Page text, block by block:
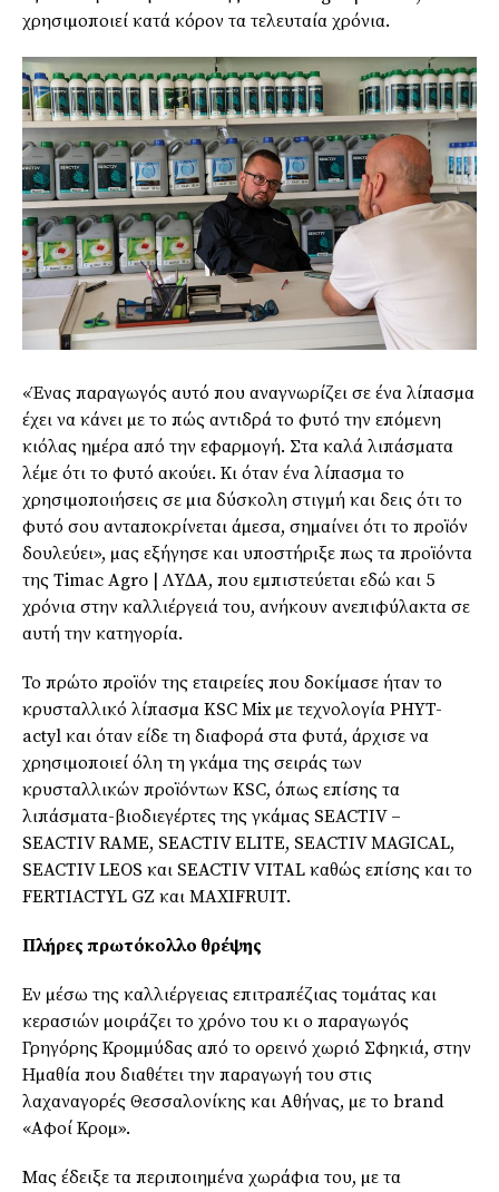
χρησιµοποιεί κατά κόρον τα τελευταία χρόνια.
«Ένας παραγωγός αυτό που αναγνωρίζει σε ένα λίπασµα
έχει να κάνει µε το πώς αντιδρά το φυτό την επόµενη
κιόλας ηµέρα από την εφαρµογή. Στα καλά λιπάσµατα
λέµε ότι το φυτό ακούει. Κι όταν ένα λίπασµα το
χρησιµοποιήσεις σε µια δύσκολη στιγµή και δεις ότι το
φυτό σου ανταποκρίνεται άµεσα, σηµαίνει ότι το προϊόν
δουλεύει», µας εξήγησε και υποστήριξε πως τα προϊόντα
της Timac Agro | ΛΥ∆Α, που εµπιστεύεται εδώ και 5
χρόνια στην καλλιέργειά του, ανήκουν ανεπιφύλακτα σε
αυτή την κατηγορία.
Το πρώτο προϊόν της εταιρείες που δοκίµασε ήταν το
κρυσταλλικό λίπασµα KSC Mix µε τεχνολογία PHYT-
actyl και όταν είδε τη διαφορά στα φυτά, άρχισε να
χρησιµοποιεί όλη τη γκάµα της σειράς των
κρυσταλλικών προϊόντων KSC, όπως επίσης τα
λιπάσµατα-βιοδιεγέρτες της γκάµας SEACTIV –
SEACTIV RAME, SEACTIV ELITE, SEACTIV MAGICAL,
SEACTIV LEOS και SEACTIV VITAL καθώς επίσης και το
FERTIACTYL GZ και MAXIFRUIT.
Πλήρες πρωτόκολλο θρέψης
Εν µέσω της καλλιέργειας επιτραπέζιας τοµάτας και
κερασιών µοιράζει το χρόνο του κι ο παραγωγός
Γρηγόρης Κροµµύδας από το ορεινό χωριό Σφηκιά, στην
Ηµαθία που διαθέτει την παραγωγή του στις
λαχαναγορές Θεσσαλονίκης και Αθήνας, µε το brand
«Αφοί Κροµ».
Μας έδειξε τα περιποιηµένα χωράφια του, µε τα